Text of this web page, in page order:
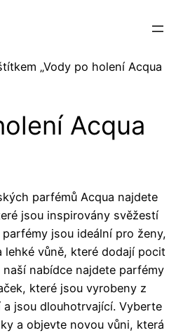
„Vody po holení Acqua
Acqua
parfémů Acqua najdete
jsou inspirovány svěžestí
jsou ideální pro ženy,
lehké vůně, které dodají pocit
nabídce najdete parfémy
které jsou vyrobeny z
jsou dlouhotrvající. Vyberte
a objevte novou vůni, která